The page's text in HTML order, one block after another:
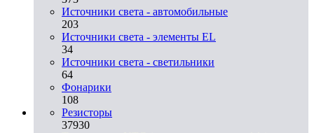
Источники света - автомобильные
203
Источники света - элементы EL
34
Источники света - светильники
64
Фонарики
108
Резисторы
37930